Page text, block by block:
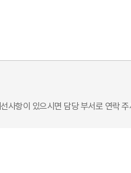
사항이 있으시면 담당 부서로 연락